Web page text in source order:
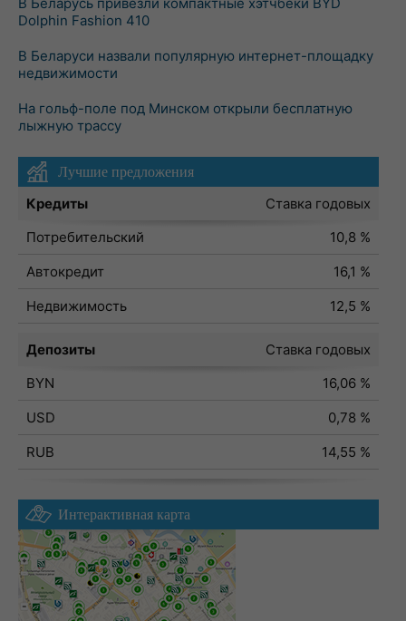
Dolphin Fashion 410
В Беларуси назвали популярную интернет-площадку
недвижимости
На гольф-поле под Минском открыли бесплатную
лыжную трассу
Лучшие предложения
Кредиты
Ставка годовых
Потребительский
10,8 %
Автокредит
16,1 %
Недвижимость
12,5 %
Депозиты
Ставка годовых
BYN
16,06 %
USD
0,78 %
RUB
14,55 %
Интерактивная карта